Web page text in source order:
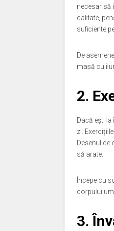
necesar să
calitate,
suficiente
De
masă cu
2.
Dacă ești
zi.
Desenul de
să arate.
Începe cu
corpului
3.